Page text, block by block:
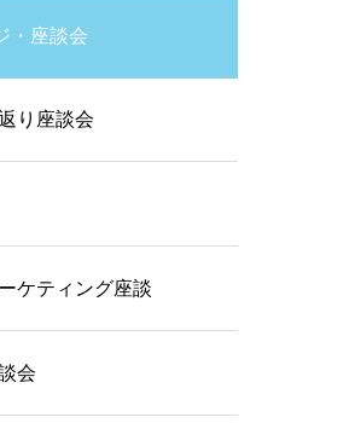
・座談会
り座談会
ケティング座談
会